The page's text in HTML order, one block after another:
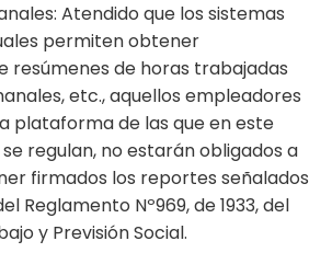
Atendido que los sistemas
permiten obtener
de horas trabajadas
etc., aquellos empleadores
plataforma de las que en este
regulan, no estarán obligados a
firmados los reportes señalados
Reglamento Nº969, de 1933, del
y Previsión Social.